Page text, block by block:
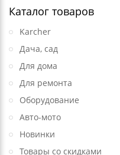
Каталог товаров
Karcher
Дача, сад
Для дома
Для ремонта
Оборудование
Авто-мото
Новинки
Товары со скидками